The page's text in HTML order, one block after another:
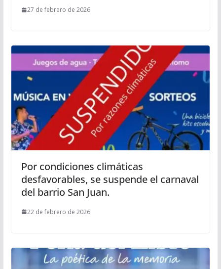
27 de febrero de 2026
Por condiciones climáticas
desfavorables, se suspende el carnaval
del barrio San Juan.
22 de febrero de 2026